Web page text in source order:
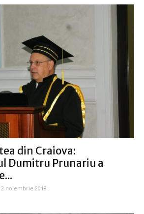
din Craiova:
Dumitru Prunariu a
2 noiembrie 2018